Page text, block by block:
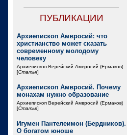
ПУБЛИКАЦИИ
Архиепископ Амвросий: что
христианство может сказать
современному молодому
человеку
Архиепископ Верейский Амвросий (Ермаков)
[Статья]
Архиепископ Амвросий. Почему
монахам нужно образование
Архиепископ Верейский Амвросий (Ермаков)
[Статья]
Игумен Пантелеимон (Бердников).
О богатом юноше